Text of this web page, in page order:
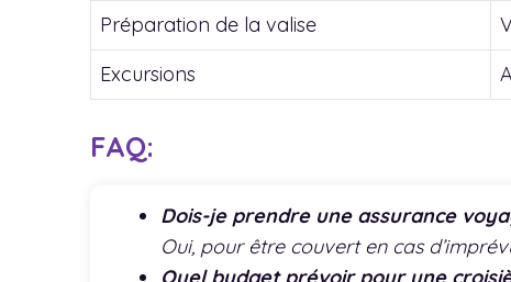
Préparation de la valise
Excursions
FAQ:
Dois-je prendre une assurance
Oui, pour être couvert en cas